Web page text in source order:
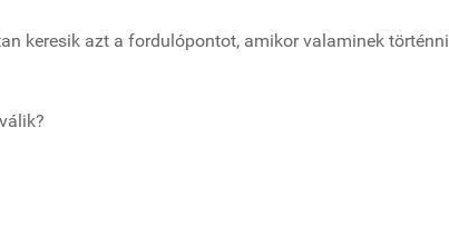
keresik azt a fordulópontot, amikor valaminek